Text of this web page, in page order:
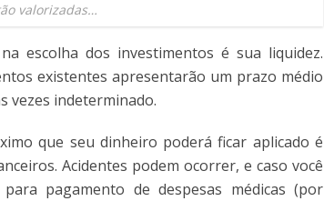
valorizadas…
escolha dos investimentos é sua liquidez.
existentes apresentarão um prazo médio
vezes indeterminado.
que seu dinheiro poderá ficar aplicado é
Acidentes podem ocorrer, e caso você
pagamento de despesas médicas (por